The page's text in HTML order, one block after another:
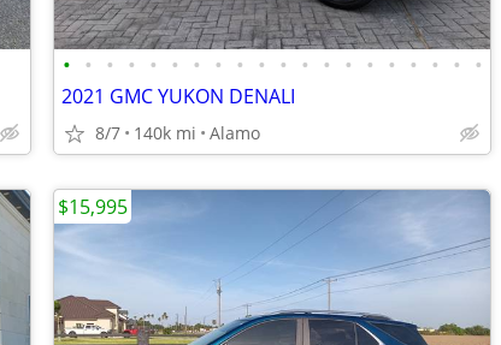
• • • • • • • • • • • • • • • • • • • •
2021 GMC YUKON DENALI
8/7 140k mi Alamo
$15,995